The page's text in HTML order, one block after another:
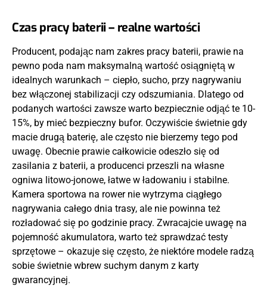
Czas pracy baterii – realne wartości
Producent, podając nam zakres pracy baterii, prawie na
pewno poda nam maksymalną wartość osiągniętą w
idealnych warunkach – ciepło, sucho, przy nagrywaniu
bez włączonej stabilizacji czy odszumiania. Dlatego od
podanych wartości zawsze warto bezpiecznie odjąć te 10-
15%, by mieć bezpieczny bufor. Oczywiście świetnie gdy
macie drugą baterię, ale często nie bierzemy tego pod
uwagę. Obecnie prawie całkowicie odeszło się od
zasilania z baterii, a producenci przeszli na własne
ogniwa litowo-jonowe, łatwe w ładowaniu i stabilne.
Kamera sportowa na rower nie wytrzyma ciągłego
nagrywania całego dnia trasy, ale nie powinna też
rozładować się po godzinie pracy. Zwracajcie uwagę na
pojemność akumulatora, warto też sprawdzać testy
sprzętowe – okazuje się często, że niektóre modele radzą
sobie świetnie wbrew suchym danym z karty
gwarancyjnej.